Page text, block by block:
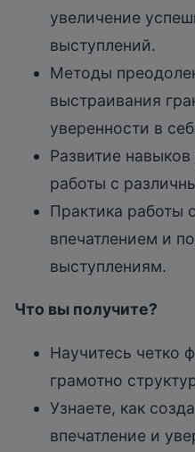
увеличение
выступлений.
Методы
выстраивания
уверенности в
Развитие
работы с
Практика работы
впечатлением и
выступлениям.
Что вы получите?
Научитесь четко
грамотно
Узнаете, как
впечатление и